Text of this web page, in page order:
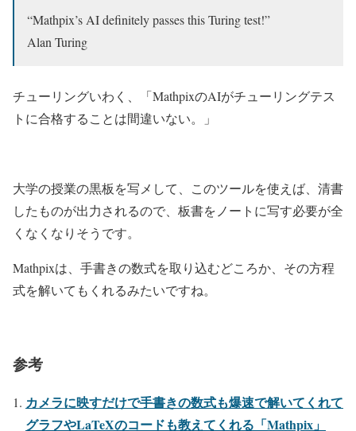
“Mathpix’s AI definitely passes this Turing test!”
Alan Turing
チューリングいわく、「MathpixのAIがチューリングテス
トに合格することは間違いない。」
大学の授業の黒板を写メして、このツールを使えば、清書
したものが出力されるので、板書をノートに写す必要が全
くなくなりそうです。
Mathpixは、手書きの数式を取り込むどころか、その方程
式を解いてもくれるみたいですね。
参考
カメラに映すだけで手書きの数式も爆速で解いてくれて
グラフやLaTeXのコードも教えてくれる「Mathpix」